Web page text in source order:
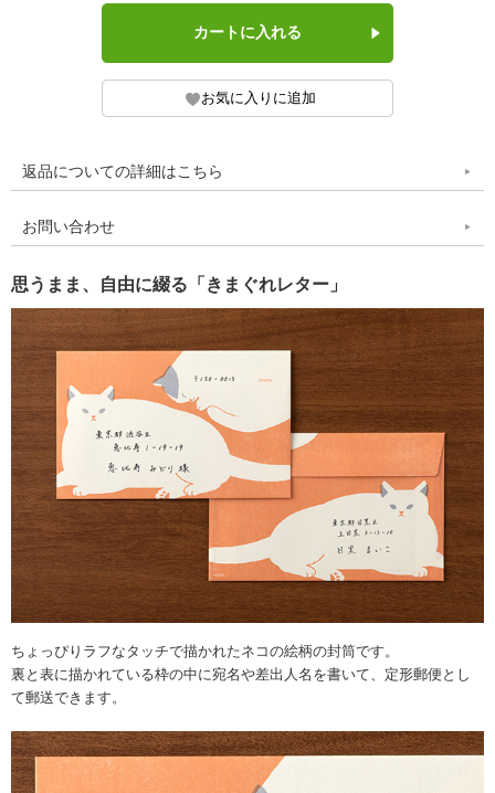
返品についての詳細はこちら
お問い合わせ
思うまま、自由に綴る「きまぐれレター」
ちょっぴりラフなタッチで描かれたネコの絵柄の封筒です。
裏と表に描かれている枠の中に宛名や差出人名を書いて、定形郵便とし
て郵送できます。